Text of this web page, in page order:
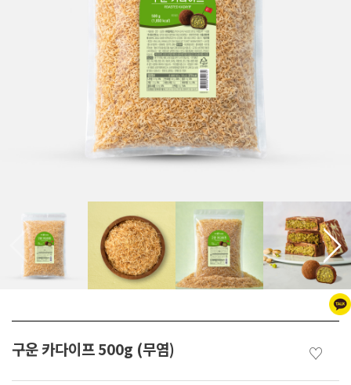
구운 카다이프 500g (무염) ♡